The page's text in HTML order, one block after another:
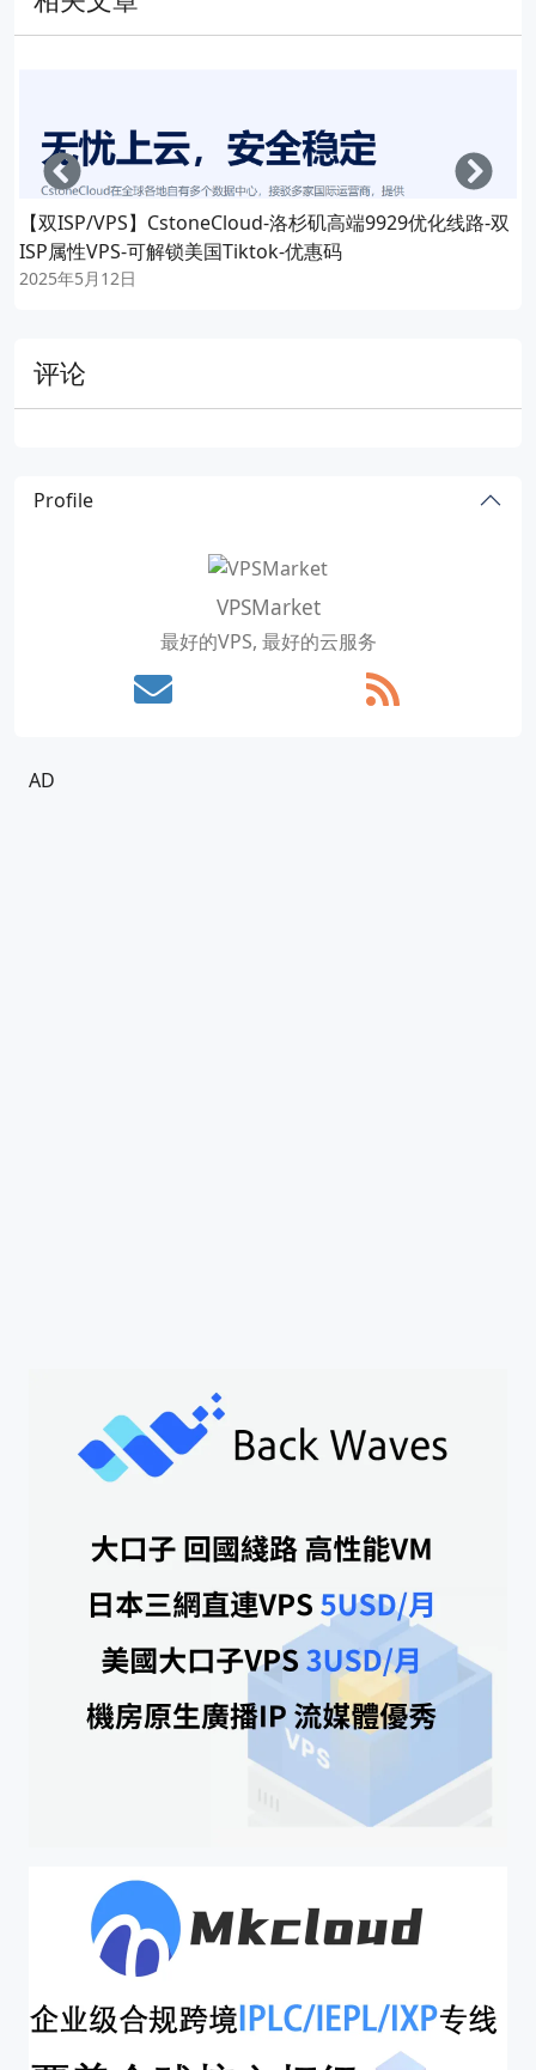
【双ISP/VPS】CstoneCloud-洛杉矶高端9929优化线路-双
ISP属性VPS-可解锁美国Tiktok-优惠码
2025年5月12日
Left
评论
Profile
VPSMarket
最好的VPS, 最好的云服务
AD